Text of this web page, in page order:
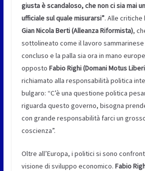
giusta è scandaloso, che non ci sia mai
ufficiale sul quale misurarsi”. Alle critiche
Gian Nicola Berti (Alleanza Riformista),
sottolineato come il lavoro sammarinese
concluso e la palla sia ora in mano
opposto Fabio Righi (Domani Motus
richiamato alla responsabilità politica
bulgaro: “C’è una questione politica
riguarda questo governo, bisogna
con grande responsabilità farci un
coscienza”.
Oltre all’Europa, i politici si sono
visione di sviluppo economico. Fabio